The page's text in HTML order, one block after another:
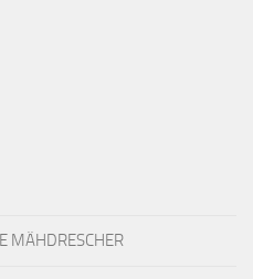
MÄHDRESCHER